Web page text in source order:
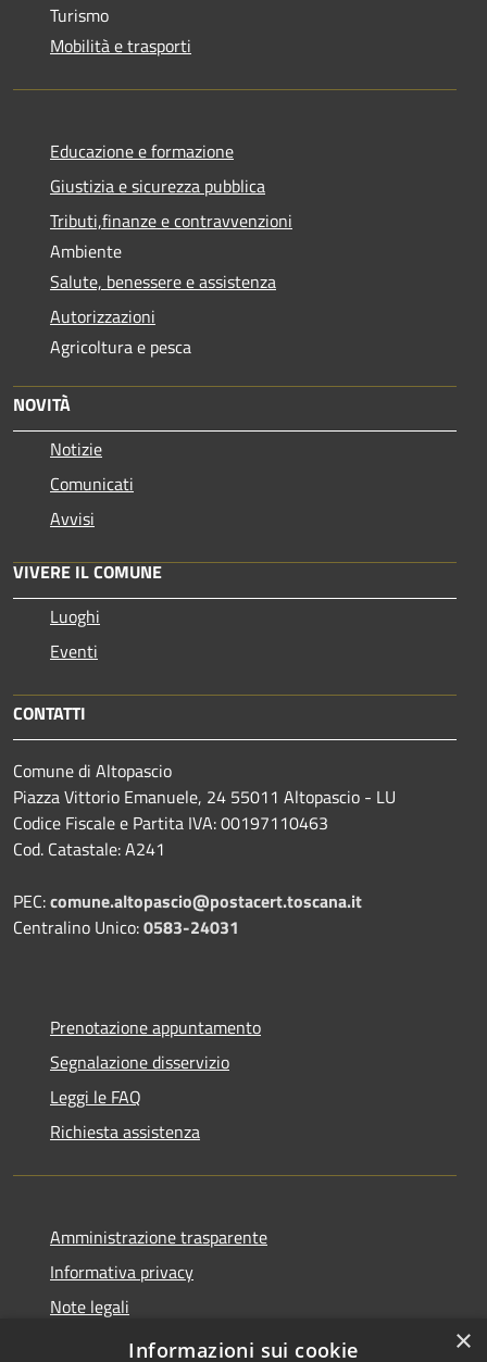
Turismo
Mobilità e trasporti
Educazione e formazione
Giustizia e sicurezza pubblica
Tributi,finanze e contravvenzioni
Ambiente
Salute, benessere e assistenza
Autorizzazioni
Agricoltura e pesca
NOVITÀ
Notizie
Comunicati
Avvisi
VIVERE IL COMUNE
Luoghi
Eventi
CONTATTI
Comune di Altopascio
Piazza Vittorio Emanuele, 24 55011 Altopascio - LU
Codice Fiscale e Partita IVA: 00197110463
Cod. Catastale: A241
PEC:comune.altopascio@postacert.toscana.it
Centralino Unico:0583-24031
Prenotazione appuntamento
Segnalazione disservizio
Leggi le FAQ
Richiesta assistenza
Amministrazione trasparente
Informativa privacy
Note legali
Dichiarazione di accessibilità
×
Informazioni sui cookie